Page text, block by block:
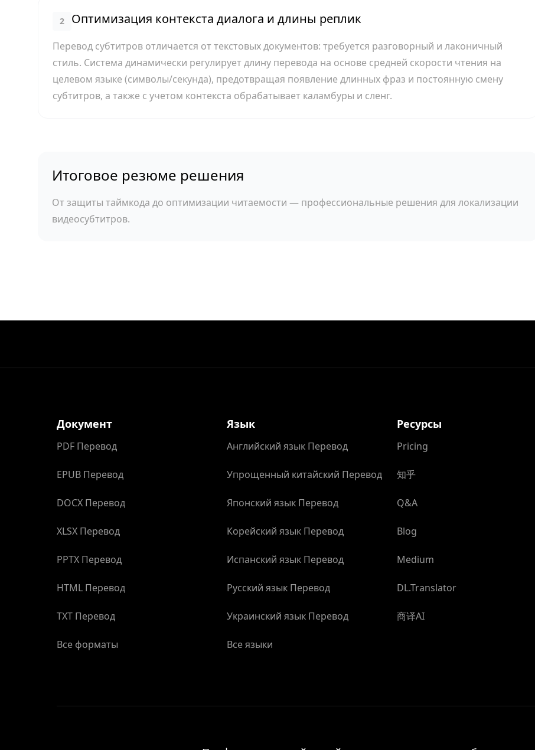
2 Оптимизация контекста диалога и длины реплик
Перевод субтитров отличается от текстовых документов: требуется разговорный и лаконичный
стиль. Система динамически регулирует длину перевода на основе средней скорости чтения на
целевом языке (символы/секунда), предотвращая появление длинных фраз и постоянную смену
субтитров, а также с учетом контекста обрабатывает каламбуры и сленг.
Итоговое резюме решения
От защиты таймкода до оптимизации читаемости — профессиональные решения для локализации
видеосубтитров.
Документ
PDF Перевод
EPUB Перевод
DOCX Перевод
XLSX Перевод
PPTX Перевод
HTML Перевод
TXT Перевод
Все форматы
Язык
Английский язык Перевод
Упрощенный китайский Перевод
Японский язык Перевод
Корейский язык Перевод
Испанский язык Перевод
Русский язык Перевод
Украинский язык Перевод
Все языки
Ресурсы
Pricing
知乎
Q&A
Blog
Medium
DL.Translator
商译AI